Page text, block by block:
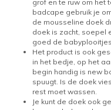
grof en te ruw om het
badcape gebruik je
de mousseline doek
doek is zacht, soepel
goed de
Het product is ook
in het bedje, op het
begin handig is new
spuugt. Is de doek
rest moet wassen.
Je kunt de doek ook